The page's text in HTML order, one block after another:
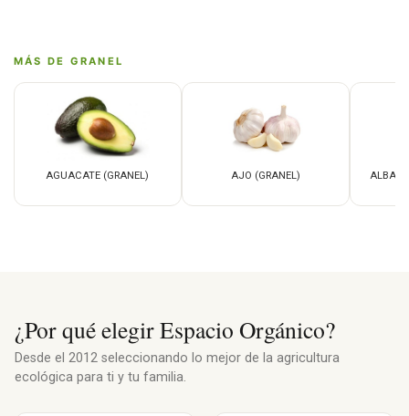
MÁS DE GRANEL
AGUACATE (GRANEL) AJO (GRANEL)
¿Por qué elegir Espacio Orgánico?
Desde el 2012 seleccionando lo mejor de la agricultura
ecológica para ti y tu familia.